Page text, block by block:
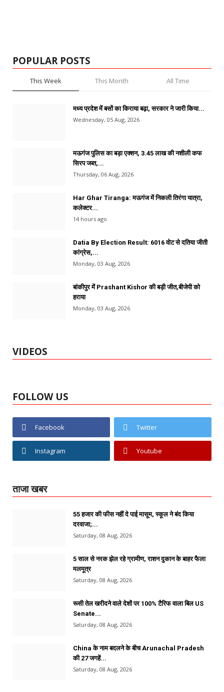
POPULAR POSTS
This Week This Month All Time
मध्य प्रदेश में बसों का किराया बढ़ा, सरकार ने जारी किया...
Wednesday, 05 Aug, 2026
मऊगंज पुलिस का बड़ा एक्शन, 3.45 लाख की नशीली कफ
सिरप जब्त,...
Thursday, 06 Aug, 2026
Har Ghar Tiranga: मऊगंज में निकली तिरंगा यात्रा,
कलेक्टर...
14 hours ago
Datia By Election Result: 6016 वोट से दतिया जीती
कांग्रेस,...
Monday, 03 Aug, 2026
बांकीपुर में Prashant Kishor की बड़ी जीत,बीजेपी को
हराया
Monday, 03 Aug, 2026
VIDEOS
FOLLOW US
Facebook Twitter
Instagram Youtube
ताजा खबर
55 हजार की फीस नहीं दे पाई मासूम, स्कूल ने बंद किया
दरवाजा;...
Saturday, 08 Aug, 2026
5 साल से नरक झेल रहे ग्रामीण, राशन दुकान के बाहर फैला
मलमूत्र
Saturday, 08 Aug, 2026
रूसी तेल खरीदने वाले देशों पर 100% टैरिफ वाला बिल US
Senate...
Saturday, 08 Aug, 2026
China के नाम बदलने के बीच Arunachal Pradesh
की 27 जगहें...
Saturday, 08 Aug, 2026